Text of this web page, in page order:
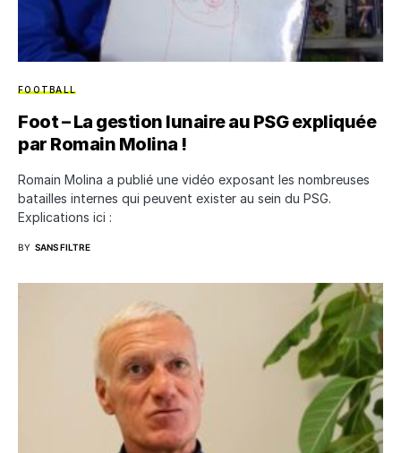
FOOTBALL
Foot – La gestion lunaire au PSG expliquée
par Romain Molina !
Romain Molina a publié une vidéo exposant les nombreuses
batailles internes qui peuvent exister au sein du PSG.
Explications ici :
BY SANS FILTRE